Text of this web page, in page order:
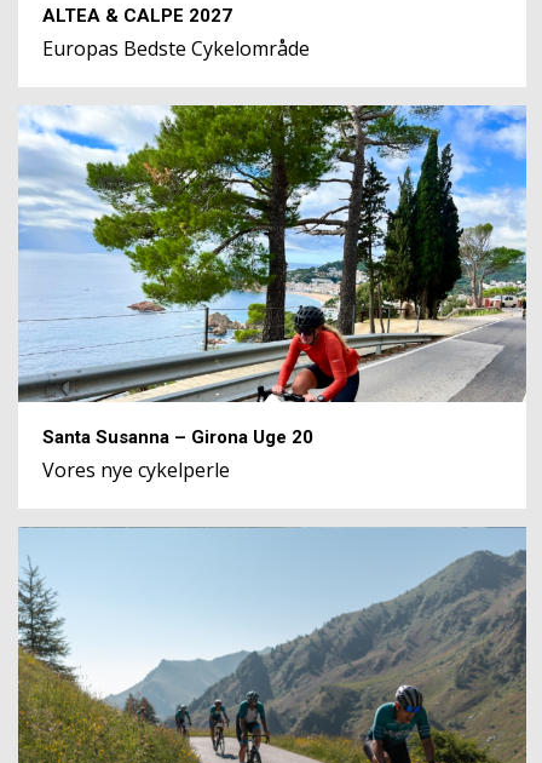
ALTEA & CALPE 2027
Europas Bedste Cykelområde
Santa Susanna – Girona Uge 20
Vores nye cykelperle